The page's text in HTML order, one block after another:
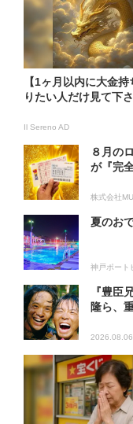
【1ヶ月以内に大金
りたい人だけ見て下さ
Il Sereno AD
８月の
が『完
株式会社
夏のお
神戸ポート
『豊臣
隆ら、
2026.08.06